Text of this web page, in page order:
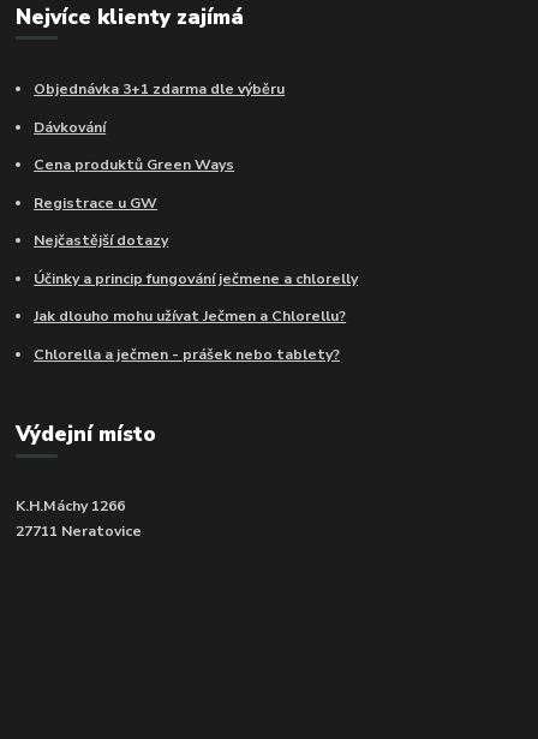
Nejvíce klienty zajímá
Objednávka 3+1 zdarma dle výběru
Dávkování
Cena produktů Green Ways
Registrace u GW
Nejčastější dotazy
Účinky a princip fungování ječmene a chlorelly
Jak dlouho mohu užívat Ječmen a Chlorellu?
Chlorella a ječmen - prášek nebo tablety?
Výdejní místo
K.H.Máchy 1266
27711 Neratovice